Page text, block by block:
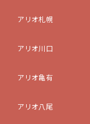
アリオ札幌
アリオ川口
アリオ亀有
アリオ八尾